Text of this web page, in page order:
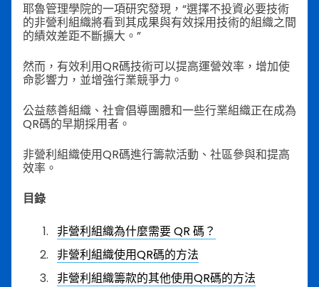
耶魯管理學院的一項研究發現，“選擇不投資必要技術
的非營利組織將看到其成果與有效採用技術的組織之間
的績效差距不斷擴大。”
然而，有效利用QR碼技術可以提高運營效率，增加使
命影響力，並增強行業競爭力。
公益慈善組織、社會倡導團體和一些行業組織正在成為
QR碼的早期採用者。
非營利組織使用QR碼進行籌款活動、社區參與和提高
效率。
目錄
非營利組織為什麼需要 QR 碼？
非營利組織使用QR碼的方法
非營利組織籌款的其他使用QR碼的方法